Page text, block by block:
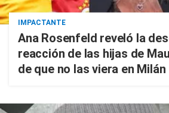
IMPACTANTE
Ana Rosenfeld reveló la
reacción de las hijas de
de que no las viera en Milán